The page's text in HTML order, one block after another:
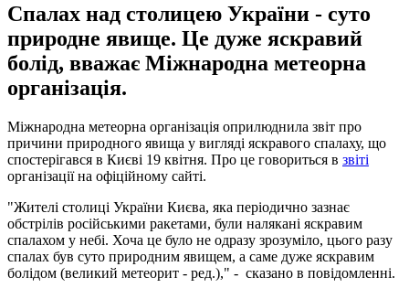
Спалах над столицею України - суто
природне явище. Це дуже яскравий
болід, вважає Міжнародна метеорна
організація.
Міжнародна метеорна організація оприлюднила звіт про
причини природного явища у вигляді яскравого спалаху, що
спостерігався в Києві 19 квітня. Про це говориться в звіті
організації на офіційному сайті.
"Жителі столиці України Києва, яка періодично зазнає
обстрілів російськими ракетами, були налякані яскравим
спалахом у небі. Хоча це було не одразу зрозуміло, цього разу
спалах був суто природним явищем, а саме дуже яскравим
болідом (великий метеорит - ред.)," - сказано в повідомленні.